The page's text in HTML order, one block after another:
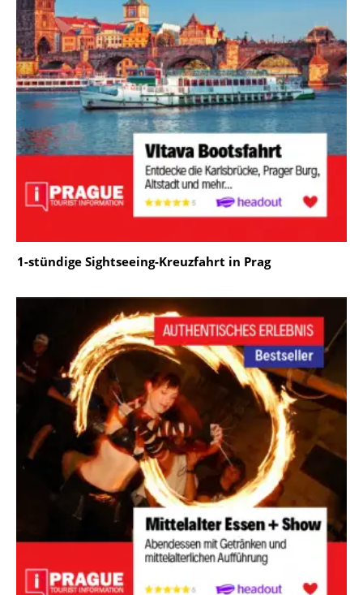
1-stündige Sightseeing-Kreuzfahrt in Prag